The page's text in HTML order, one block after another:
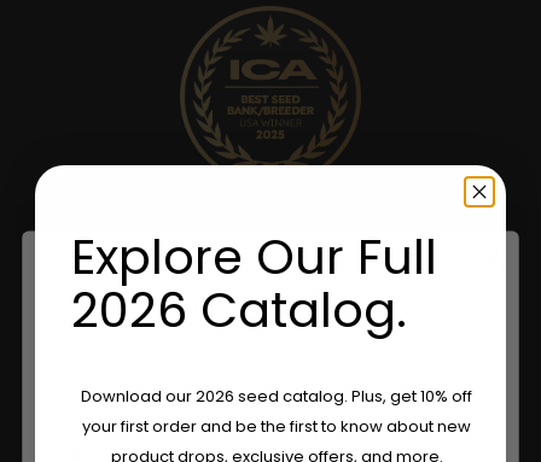
Are You Aged 18 Or Over?
The content and products of our website is reserved for
those of legal age.Please see Terms & Conditions.
Explore Our Full
2026 Catalog.
Download our 2026 seed catalog. Plus, get 10% off
your first order and be the first to know about new
product drops, exclusive offers, and more.